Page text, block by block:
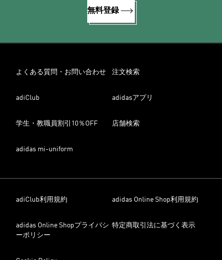
無料登録
よくある質問・お問い合わせ 注文検索
adiClub adidasアプリ
学生・教職員割引10％OFF 店舗検索
adidas mi-uniform
adiClub利用規約 adidas Online Shop利用規約
adidas Online Shopプライバシ
ーポリシー
特定商取引法に基づく表示